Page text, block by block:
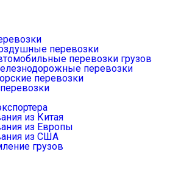
перевозки
перевозки грузов
перевозки
перевозки
из Китая
из Европы
из США
грузов